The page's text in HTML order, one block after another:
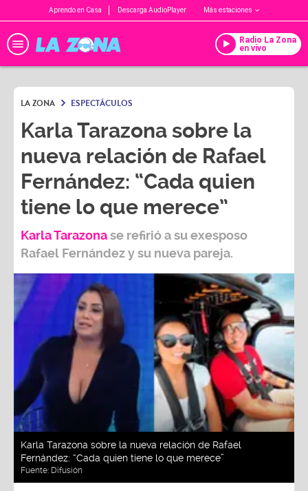
Aprendo en Casa Descarga AudioPlayer Más estaciones
Radio La Zona
en vivo
LA ZONA ESPECTÁCULOS
Karla Tarazona sobre la
nueva relación de Rafael
Fernández: “Cada quien
tiene lo que merece”
Karla Tarazonase refirió a su exesposo
Rafael Fernándezy su nueva pareja.
Karla Tarazona sobre la nueva relación de Rafael
Fernández: “Cada quien tiene lo que merece”
Fuente: Difusión